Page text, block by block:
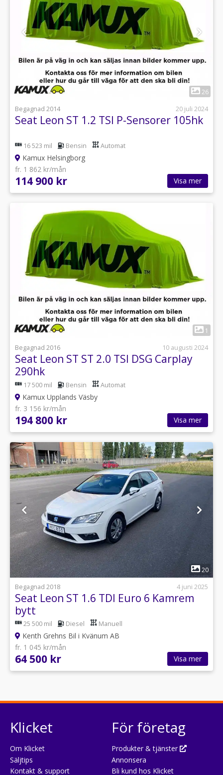
26
Begagnad 2014
20 juli 2024
Seat Leon ST 1.2 TSI P-Sensorer 105hk
16 523 mil Bensin Automat
Kamux Helsingborg
fr. 1 862 kr/mån
114 900 kr Visa mer
1
Begagnad 2016
10 augusti 2024
Seat Leon ST ST 2.0 TSI DSG Carplay
290hk
17 500 mil Bensin Automat
Kamux Upplands Väsby
fr. 3 156 kr/mån
194 800 kr Visa mer
1
20
Begagnad 2018
4 juni 2025
Seat Leon ST 1.6 TDI Euro 6 Kamrem
bytt
25 500 mil Diesel Manuell
Kenth Grehns Bil i Kvänum AB
fr. 1 045 kr/mån
64 500 kr Visa mer
Klicket
Om Klicket
Säljtips
Kontakt & support
För företag
Produkter & tjänster
Annonsera
Bli kund hos Klicket